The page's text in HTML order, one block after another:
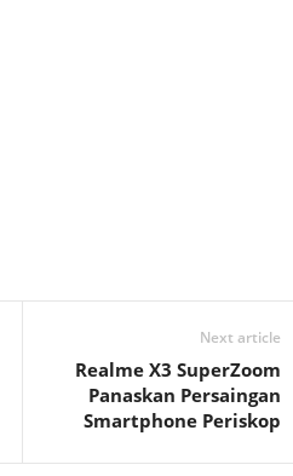
Next article
Realme X3 SuperZoom
Panaskan Persaingan
Smartphone Periskop